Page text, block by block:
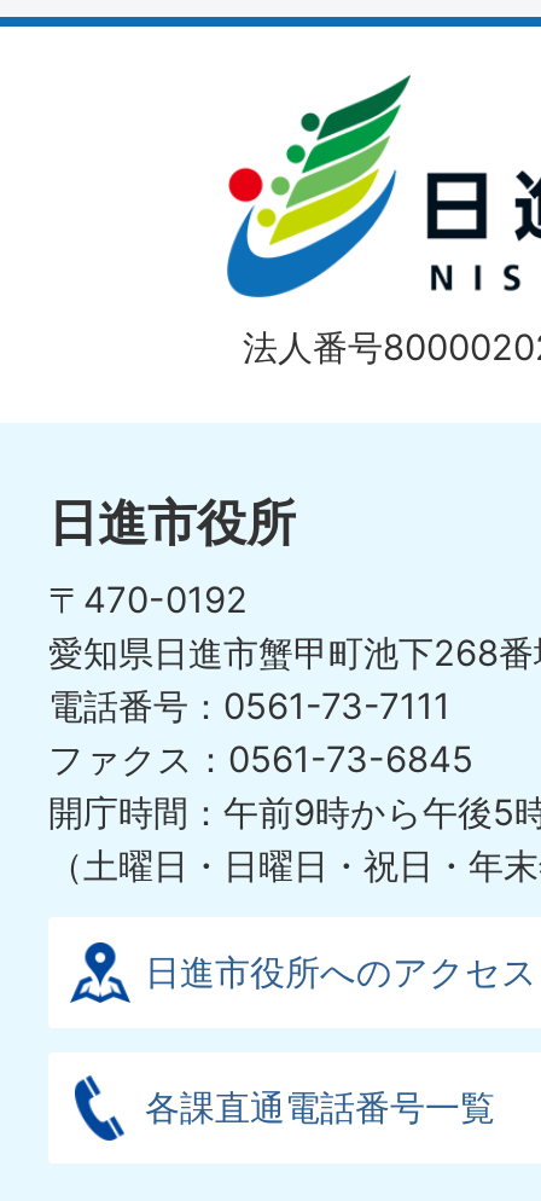
イ
ド
法人番号
日進市役所
〒470-0192
愛知県日進市蟹甲町池下268
電話番号：0561-73-7111
ファクス：0561-73-6845
開庁時間：午前9時から午後5
（土曜日・日曜日・祝日・年
日進市役所へのアクセス
各課直通電話番号一覧